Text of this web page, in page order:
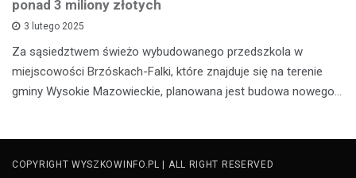
ponad 3 miliony złotych
3 lutego 2025
Za sąsiedztwem świeżo wybudowanego przedszkola w
miejscowości Brzóskach-Falki, które znajduje się na terenie
gminy Wysokie Mazowieckie, planowana jest budowa nowego…
COPYRIGHT WYSZKOWINFO.PL | ALL RIGHT RESERVED